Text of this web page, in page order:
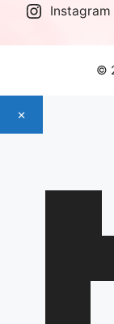
Instagram
©
×